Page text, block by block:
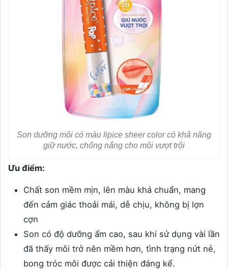
Son dưỡng môi có màu lipice sheer color có khả năng
giữ nước, chống nắng cho môi vượt trội
Ưu điểm:
Chất son mềm mịn, lên màu khá chuẩn, mang
đến cảm giác thoải mái, dễ chịu, không bị lợn
cợn
Son có độ dưỡng ẩm cao, sau khi sử dụng vài lần
đã thấy môi trở nên mềm hơn, tình trạng nứt nẻ,
bong tróc môi được cải thiện đáng kể.